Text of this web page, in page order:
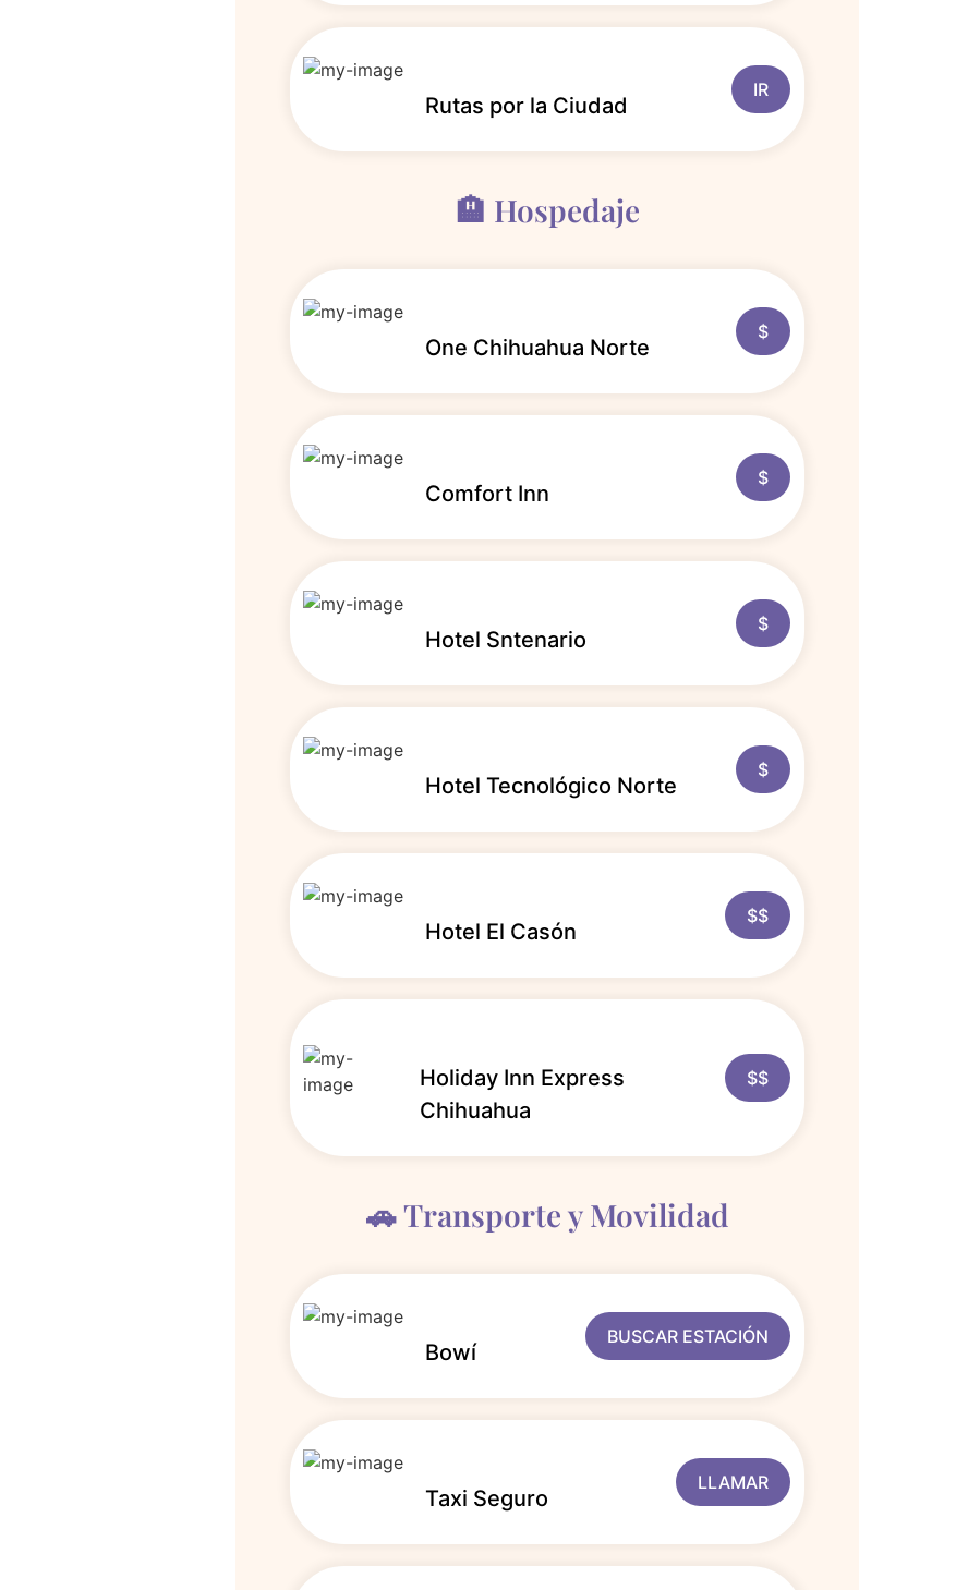
Rutas por la Ciudad
IR
🏨 Hospedaje
One Chihuahua Norte
$
Comfort Inn
$
Hotel Sntenario
$
Hotel Tecnológico Norte
$
Hotel El Casón
$$
Holiday Inn Express
Chihuahua
$$
🚗 Transporte y Movilidad
Bowí
BUSCAR ESTACIÓN
Taxi Seguro
LLAMAR